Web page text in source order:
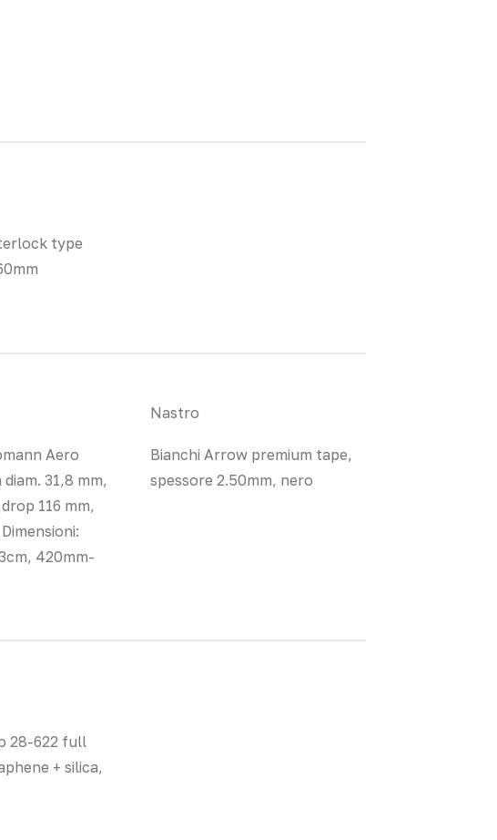
type
Aero
31,8 mm,
116 mm,
420mm-
Nastro
Bianchi Arrow premium tape,
spessore 2.50mm, nero
28-622 full
+ silica,